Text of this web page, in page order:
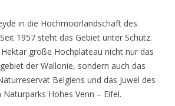
in die Hochmoorlandschaft des
1957 steht das Gebiet unter Schutz.
große Hochplateau nicht nur das
der Wallonie, sondern auch das
Belgiens und das Juwel des
Hohes Venn – Eifel.